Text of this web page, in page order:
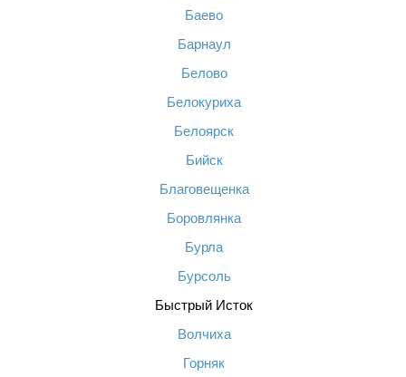
Баево
Барнаул
Белово
Белокуриха
Белоярск
Бийск
Благовещенка
Боровлянка
Бурла
Бурсоль
Быстрый Исток
Волчиха
Горняк